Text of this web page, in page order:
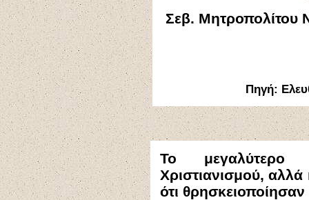
Σεβ. Μητροπολίτου
Πηγή:
Το μεγαλύτερο
Χριστιανισμού,
ότι θρησκειοποίησαν